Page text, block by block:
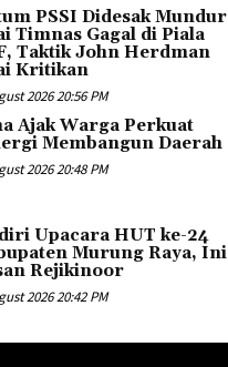
PSSI Didesak Mundur
Timnas Gagal di Piala
Taktik John Herdman
Kritikan
2026 20:56 PM
Ajak Warga Perkuat
Membangun Daerah
2026 20:48 PM
Upacara HUT ke-24
Murung Raya, Ini
Rejikinoor
2026 20:42 PM